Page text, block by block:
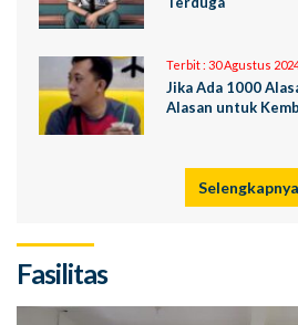
Terbit : 30 Agustus
Jika Ada 1000
Alasan untuk
Selengkapnya
Fasilitas